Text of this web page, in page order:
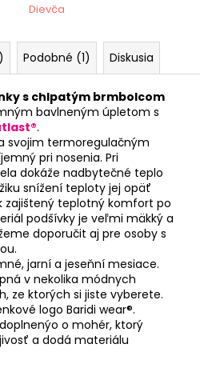
Dievča
Podobné (1) Diskusia
s chlpatým brmbolcom
bavlneným úpletom s
.
svojim termoregulačným
pri nosenia. Pri
dokáže nadbytečné teplo
snížení teploty jej opäť
zajištený teplotný komfort po
podšívky je veľmi mäkký a
doporučit aj pre osoby s
jarní a jeseňní mesiace.
v nekolika módnych
ze ktorých si jiste vyberete.
logo Baridi wear®.
o mohér, ktorý
a dodá materiálu